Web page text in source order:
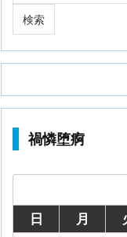
禍憐堕痾
日
月